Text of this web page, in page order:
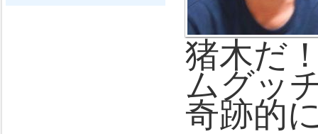
猪木だ
ムグッ
奇跡的